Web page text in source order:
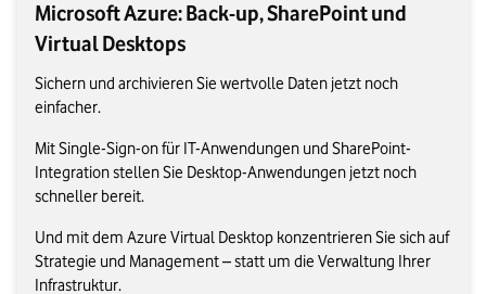
Microsoft Azure: Back-up, SharePoint und
Virtual Desktops
Sichern und archivieren Sie wertvolle Daten jetzt noch
einfacher.
Mit Single-Sign-on für IT-Anwendungen und SharePoint-
Integration stellen Sie Desktop-Anwendungen jetzt noch
schneller bereit.
Und mit dem Azure Virtual Desktop konzentrieren Sie sich auf
Strategie und Management – statt um die Verwaltung Ihrer
Infrastruktur.